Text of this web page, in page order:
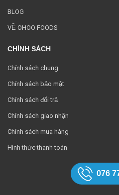
BLOG
VỀ OHOO FOODS
CHÍNH SÁCH
Chính sách chung
Chính sách bảo mật
Chính sách đổi trả
Chính sách giao nhận
Chính sách mua hàng
Hình thức thanh toán
076